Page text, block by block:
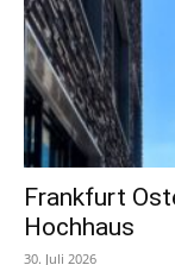
Frankfurt
Hochhaus
30. Juli 2026